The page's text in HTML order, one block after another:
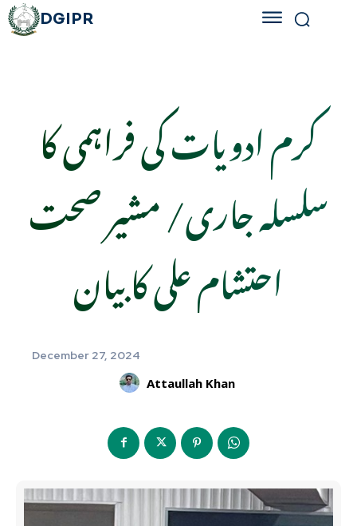
DGIPR
کرم ادویات کی فراہمی کا
سلسلہ جاری/ مشیر صحت
احتشام علی کا بیان
December 27, 2024
Attaullah Khan